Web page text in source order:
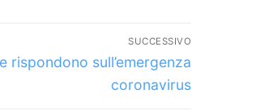
SUCCESSIVO
rispondono sull’emergenza
coronavirus